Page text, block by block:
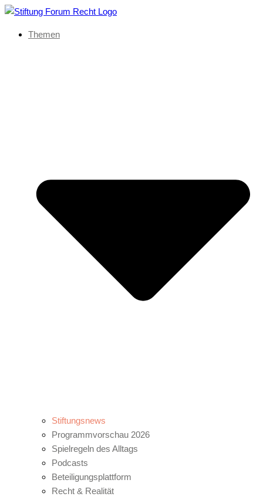
Themen
Stiftungsnews
Programmvorschau 2026
Spielregeln des Alltags
Podcasts
Beteiligungsplattform
Recht & Realität